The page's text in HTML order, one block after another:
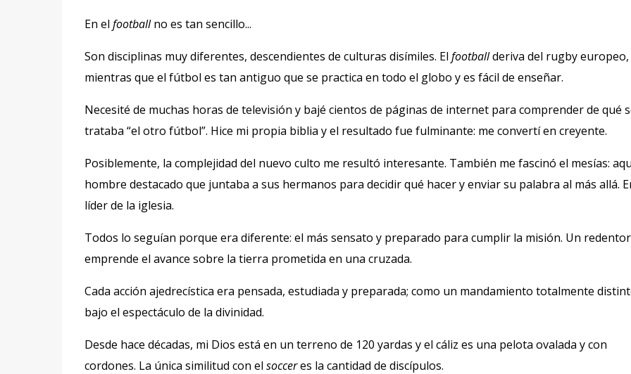
En el footballno es tan sencillo...
Son disciplinas muy diferentes, descendientes de culturas disímiles. El footballderiva del rugby europeo,
mientras que el fútbol es tan antiguo que se practica en todo el globo y es fácil de enseñar.
Necesité de muchas horas de televisión y bajé cientos de páginas de internet para comprender de qué
trataba “el otro fútbol”. Hice mi propia biblia y el resultado fue fulminante: me convertí en creyente.
Posiblemente, la complejidad del nuevo culto me resultó interesante. También me fascinó el mesías:
hombre destacado que juntaba a sus hermanos para decidir qué hacer y enviar su palabra al más allá.
líder de la iglesia.
Todos lo seguían porque era diferente: el más sensato y preparado para cumplir la misión. Un
emprende el avance sobre la tierra prometida en una cruzada.
Cada acción ajedrecística era pensada, estudiada y preparada; como un mandamiento totalmente
bajo el espectáculo de la divinidad.
Desde hace décadas, mi Dios está en un terreno de 120 yardas y el cáliz es una pelota ovalada y con
cordones. La única similitud con el socceres la cantidad de discípulos.